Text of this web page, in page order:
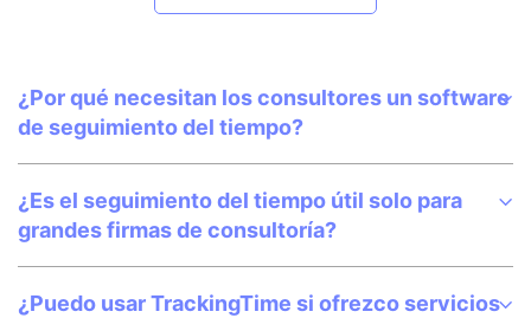
¿Por qué necesitan los consultores un software
de seguimiento del tiempo?
¿Es el seguimiento del tiempo útil solo para
grandes firmas de consultoría?
¿Puedo usar TrackingTime si ofrezco servicios